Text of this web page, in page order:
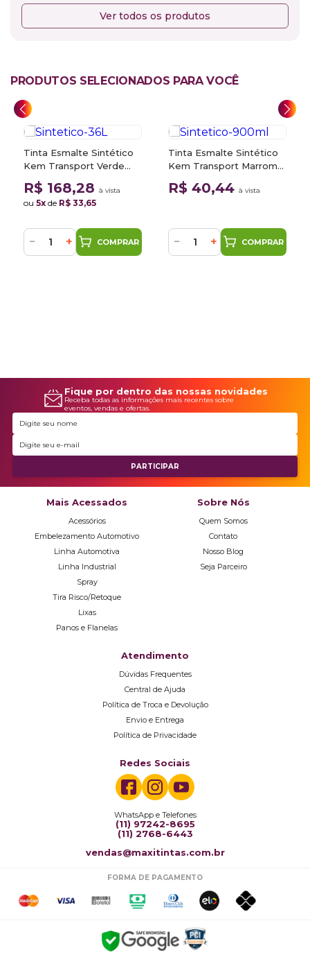
Ver todos os produtos
PRODUTOS SELECIONADOS PARA VOCÊ
Tinta Esmalte Sintético
Kem Transport Verde
Segurança 3,6L Sherwin
Williams
R$ 168,28 à vista
ou 5x de R$ 33,65
− + COMPRAR
Tinta Esmalte Sintético
Kem Transport Marrom
Bronze Metalico 900ml
Sherwin Williams
R$ 40,44 à vista
− + COMPRAR
Fique por dentro das nossas novidades
Receba todas as informações mais recentes sobre
eventos, vendas e ofertas.
Mais Acessados
Acessórios
Embelezamento Automotivo
Linha Automotiva
Linha Industrial
Spray
Tira Risco/Retoque
Lixas
Panos e Flanelas
Sobre Nós
Quem Somos
Contato
Nosso Blog
Seja Parceiro
Atendimento
Dúvidas Frequentes
Central de Ajuda
Política de Troca e Devolução
Envio e Entrega
Política de Privacidade
Redes Sociais
WhatsApp e Telefones
(11) 97242-8695
(11) 2768-6443
vendas@maxitintas.com.br
FORMA DE PAGAMENTO